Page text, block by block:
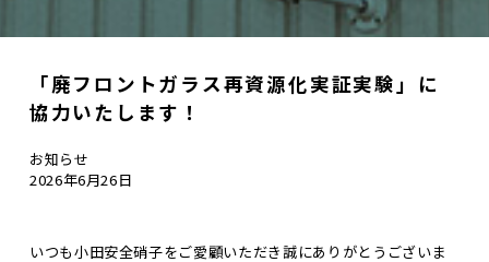
「廃フロントガラス再資源化実証実験」に
協力いたします！
お知らせ
2026年6月26日
いつも小田安全硝子をご愛顧いただき誠にありがとうございま